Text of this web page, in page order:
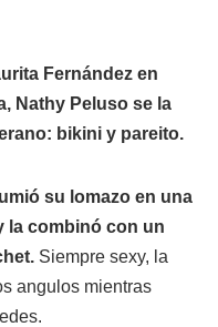
Fernández en
Nathy Peluso se la
bikini y pareito.
su lomazo en una
la combinó con un
Siempre sexy, la
angulos mientras